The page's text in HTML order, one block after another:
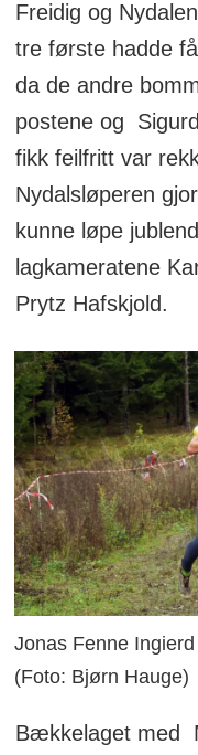
Freidig og
tre første hadde
da de andre
postene og
fikk feilfritt var
Nydalsløperen
kunne løpe
lagkameratene
Prytz Hafskjold.
Jonas Fenne
(Foto: Bjørn Hauge)
Bækkelaget med